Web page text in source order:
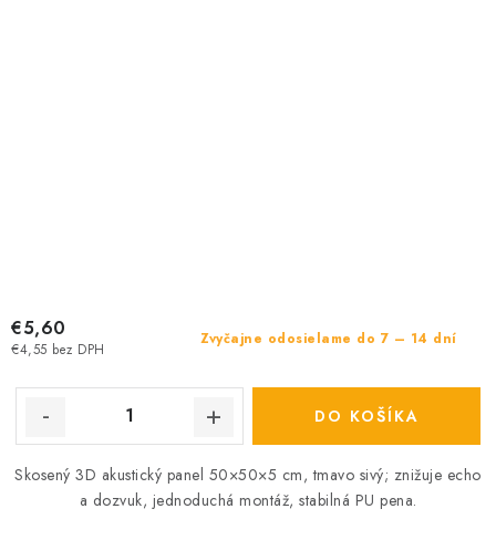
Zvyčajne odosielame do 7 – 14 dní
€4,55 bez DPH
€5,60
DO KOŠÍKA
Skosený 3D akustický panel 50×50×5 cm, tmavo sivý; znižuje echo
a dozvuk, jednoduchá montáž, stabilná PU pena.